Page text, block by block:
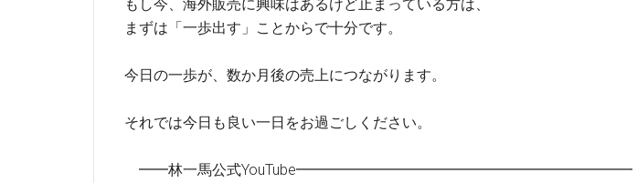
もし今、海外販売に興味はあるけど止まっている方は、
まずは「一歩出す」ことからで十分です。
今日の一歩が、数か月後の売上につながります。
それでは今日も良い一日をお過ごしください。
━━林一馬公式YouTube━━━━━━━━━━━━━━━━━━━━━━━